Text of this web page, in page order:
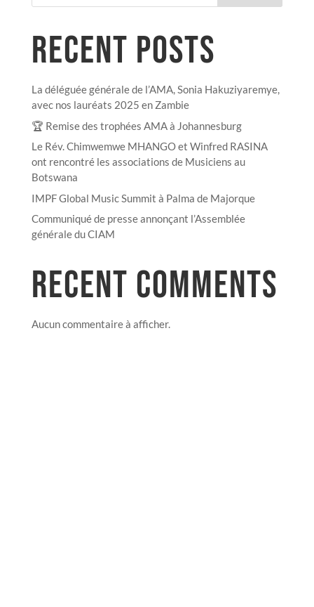
RECENT POSTS
La déléguée générale de l’AMA, Sonia Hakuziyaremye,
avec nos lauréats 2025 en Zambie
🏆 Remise des trophées AMA à Johannesburg
Le Rév. Chimwemwe MHANGO et Winfred RASINA
ont rencontré les associations de Musiciens au
Botswana
IMPF Global Music Summit à Palma de Majorque
Communiqué de presse annonçant l’Assemblée
générale du CIAM
RECENT COMMENTS
Aucun commentaire à afficher.